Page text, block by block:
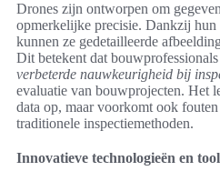
Drones zijn ontworpen om
opmerkelijke precisie. Dankzij hun
kunnen ze gedetailleerde
Dit betekent dat
verbeterde nauwkeurigheid bij
evaluatie van bouwprojecten. Het
data op, maar voorkomt ook
traditionele inspectiemethoden.
Innovatieve technologieën en